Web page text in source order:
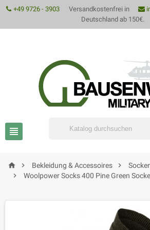
+49 9726 - 3903
Versandkostenfrei in
Deutschland ab 150€.

  Bekleidung & Accessoires 

Woolpower Socks 400 Pine Green